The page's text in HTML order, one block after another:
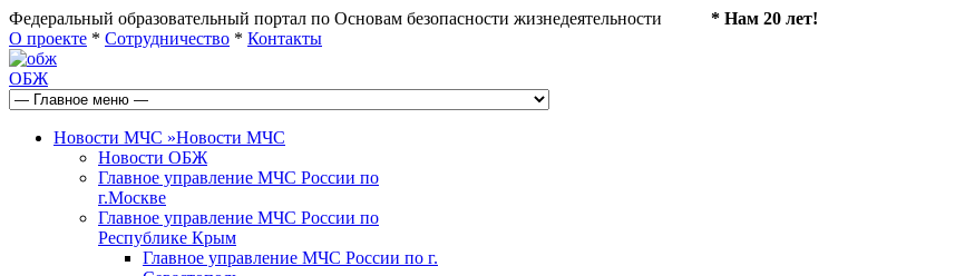
Федеральный образовательный портал по Основам безопасности жизнедеятельности * Нам 20 лет!
О проекте * Сотрудничество * Контакты
ОБЖ
Новости МЧС »Новости МЧС
Новости ОБЖ
Главное управление МЧС России по
г.Москве
Главное управление МЧС России по
Республике Крым
Главное управление МЧС России по г.